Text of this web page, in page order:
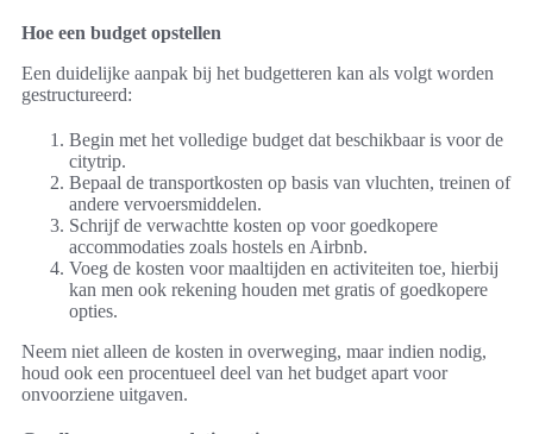
Hoe een budget opstellen
Een duidelijke aanpak bij het budgetteren kan als volgt worden
gestructureerd:
Begin met het volledige budget dat beschikbaar is voor de
citytrip.
Bepaal de transportkosten op basis van vluchten, treinen of
andere vervoersmiddelen.
Schrijf de verwachtte kosten op voor goedkopere
accommodaties zoals hostels en Airbnb.
Voeg de kosten voor maaltijden en activiteiten toe, hierbij
kan men ook rekening houden met gratis of goedkopere
opties.
Neem niet alleen de kosten in overweging, maar indien nodig,
houd ook een procentueel deel van het budget apart voor
onvoorziene uitgaven.